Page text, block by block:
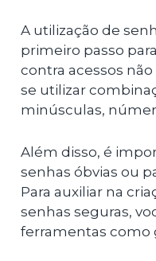
A utilização de
primeiro passo
contra acessos
se utilizar
minúsculas,
Além disso, é
senhas óbvias ou
Para auxiliar na
senhas seguras,
ferramentas como